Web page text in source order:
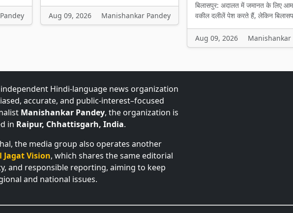
Aug 09, 2026 Manishankar Pandey
बिलासपुर: अदालत में जमानत के लिए
वकील दलीलें पेश करते हैं, लेकिन
Aug 09, 2026 Manishankar
Hindi-language news organization
accurate, and public-interest–focused
Manishankar Pandey, the organization is
in Raipur, Chhattisgarh, India.
the media group also operates another
Vision, which shares the same editorial
and responsible reporting, aiming to keep
and national issues.